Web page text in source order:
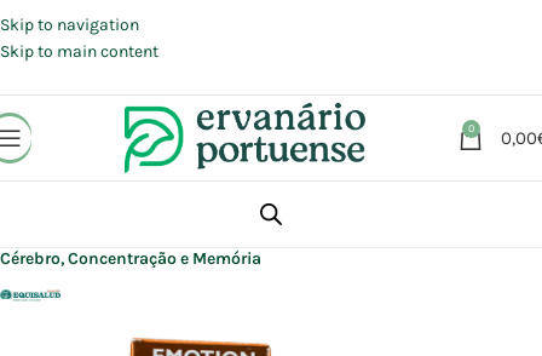
Skip to navigation
Skip to main content
0 0,00
Suplementos alimentares
Cérebro, Concentração e Memória